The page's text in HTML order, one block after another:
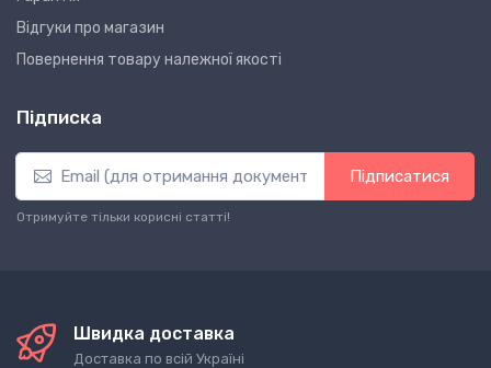
Відгуки про магазин
Повернення товару належної якості
Підписка
Підписатися
Отримуйте тільки корисні статті!
Швидка доставка
Доставка по всій Україні